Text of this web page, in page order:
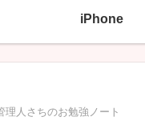
iPhone
理人さちのお勉強ノート